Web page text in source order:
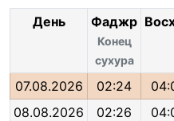
День Фаджр
Конец
сухура
07.08.2026 02:24
08.08.2026
02:26